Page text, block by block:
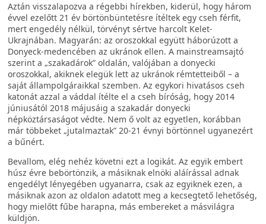
Aztán visszalapozva a régebbi hírekben, kiderül, hogy három
évvel ezelőtt 21 év börtönbüntetésre ítéltek egy cseh férfit,
mert engedély nélkül, törvényt sértve harcolt Kelet-
Ukrajnában. Magyarán: az oroszokkal együtt háborúzott a
Donyeck-medencében az ukránok ellen. A mainstreamsajtó
szerint a „szakadárok” oldalán, valójában a donyecki
oroszokkal, akiknek elegük lett az ukránok rémtetteiből – a
saját állampolgáraikkal szemben. Az egykori hivatásos cseh
katonát azzal a váddal ítélte el a cseh bíróság, hogy 2014
júniusától 2018 májusáig a szakadár donyecki
népköztársaságot védte. Nem ő volt az egyetlen, korábban
már többeket „jutalmaztak” 20-21 évnyi börtönnel ugyanezért
a bűnért.
Bevallom, elég nehéz követni ezt a logikát. Az egyik embert
húsz évre bebörtönzik, a másiknak elnöki aláírással adnak
engedélyt lényegében ugyanarra, csak az egyiknek ezen, a
másiknak azon az oldalon adatott meg a kecsegtető lehetőség,
hogy mielőtt fűbe harapna, más embereket a másvilágra
küldjön.